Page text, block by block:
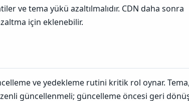
ve tema yükü azaltılmalıdır. CDN daha sonra
için eklenebilir.
ve yedekleme rutini kritik rol oynar.
güncellenmeli; güncelleme öncesi geri